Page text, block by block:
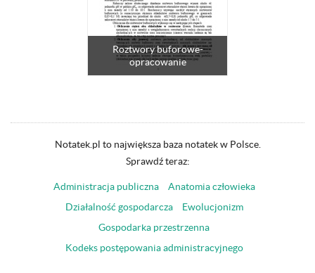
Roztwory buforowe-
opracowanie
Notatek.pl to największa baza notatek w Polsce.
Sprawdź teraz:
Administracja publiczna
Anatomia człowieka
Działalność gospodarcza
Ewolucjonizm
Gospodarka przestrzenna
Kodeks postępowania administracyjnego